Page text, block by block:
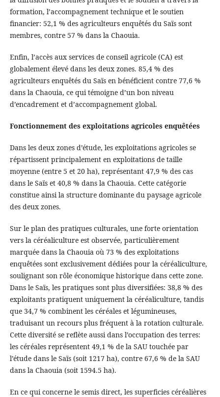
formation, l’accompagnement technique et le soutien
financier: 52,1 % des agriculteurs enquêtés du Saïs sont
membres, contre 57 % dans la Chaouia.
Enfin, l’accès aux services de conseil agricole (CA) est
globalement élevé dans les deux zones. 85,4 % des
agriculteurs enquêtés du Saïs en bénéficient contre 77,6 %
dans la Chaouia, ce qui témoigne d’un bon niveau
d’encadrement et d’accompagnement global.
Fonctionnement des exploitations agricoles enquêtées
Dans les deux zones d’étude, les exploitations agricoles se
répartissent principalement en exploitations de taille
moyenne (entre 5 et 20 ha), représentant 47,9 % des cas
dans le Saïs et 40,8 % dans la Chaouia. Cette catégorie
constitue ainsi la structure dominante du paysage agricole
des deux zones.
Sur le plan des pratiques culturales, une forte orientation
vers la céréaliculture est observée, particulièrement
marquée dans la Chaouia où 73 % des exploitations
enquêtées sont exclusivement dédiées pour la céréaliculture,
soulignant son rôle économique historique dans cette zone.
Dans le Saïs, les pratiques sont plus diversifiées: 38,8 % des
exploitants pratiquent uniquement la céréaliculture, tandis
que 34,7 % combinent les céréales et légumineuses,
traduisant un recours plus fréquent à la rotation culturale.
Cette diversité se reflète aussi dans l’occupation des terres:
les céréales représentent 49,1 % de la SAU touchée par
l’étude dans le Saïs (soit 1217 ha), contre 67,6 % de la SAU
dans la Chaouia (soit 1594.5 ha).
En ce qui concerne le semis direct, les superficies céréalières